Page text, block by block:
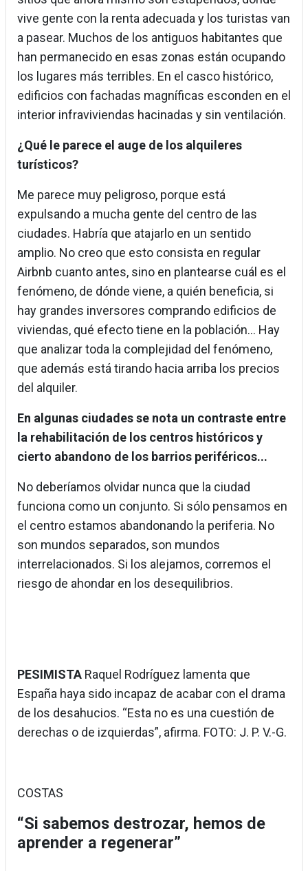
vive gente con la renta adecuada y los turistas van
a pasear. Muchos de los antiguos habitantes que
han permanecido en esas zonas están ocupando
los lugares más terribles. En el casco histórico,
edificios con fachadas magníficas esconden en el
interior infraviviendas hacinadas y sin ventilación.
¿Qué le parece el auge de los alquileres
turísticos?
Me parece muy peligroso, porque está
expulsando a mucha gente del centro de las
ciudades. Habría que atajarlo en un sentido
amplio. No creo que esto consista en regular
Airbnb cuanto antes, sino en plantearse cuál es el
fenómeno, de dónde viene, a quién beneficia, si
hay grandes inversores comprando edificios de
viviendas, qué efecto tiene en la población... Hay
que analizar toda la complejidad del fenómeno,
que además está tirando hacia arriba los precios
del alquiler.
En algunas ciudades se nota un contraste entre
la rehabilitación de los centros históricos y
cierto abandono de los barrios periféricos...
No deberíamos olvidar nunca que la ciudad
funciona como un conjunto. Si sólo pensamos en
el centro estamos abandonando la periferia. No
son mundos separados, son mundos
interrelacionados. Si los alejamos, corremos el
riesgo de ahondar en los desequilibrios.
PESIMISTA Raquel Rodríguez lamenta que
España haya sido incapaz de acabar con el drama
de los desahucios. “Esta no es una cuestión de
derechas o de izquierdas”, afirma. FOTO: J. P. V.-G.
COSTAS
“Si sabemos destrozar, hemos de
aprender a regenerar”